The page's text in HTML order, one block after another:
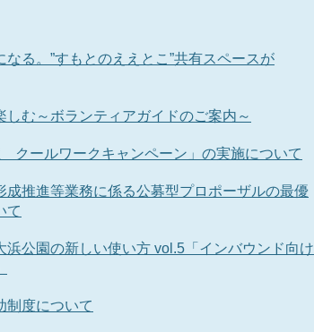
る。”すもとのええとこ”共有スペースが
しむ～ボランティアガイドのご案内～
クールワークキャンペーン」の実施について
成推進等業務に係る公募型プロポーザルの最優
て
浜公園の新しい使い方 vol.5「インバウンド向け
制度について